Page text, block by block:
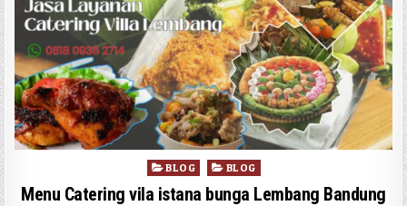
Posted in
BLOG BLOG
Menu Catering vila istana bunga Lembang Bandung